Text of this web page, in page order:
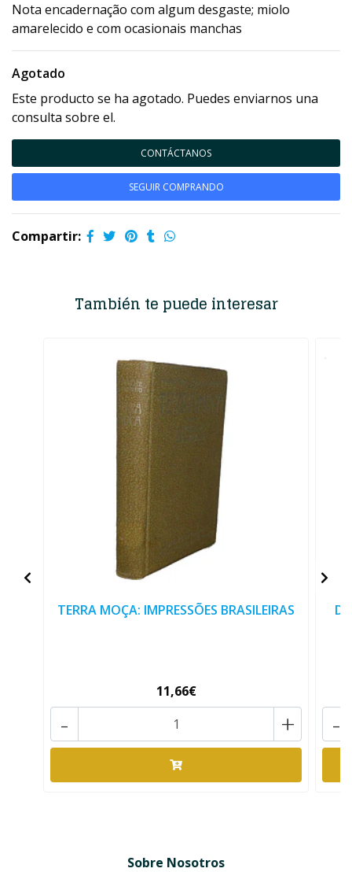
Nota encadernação com algum desgaste; miolo
amarelecido e com ocasionais manchas
Agotado
Este producto se ha agotado. Puedes enviarnos una
consulta sobre el.
CONTÁCTANOS
SEGUIR COMPRANDO
Compartir:
También te puede interesar
TERRA MOÇA: IMPRESSÕES BRASILEIRAS
11,66€
+
- -
Sobre Nosotros